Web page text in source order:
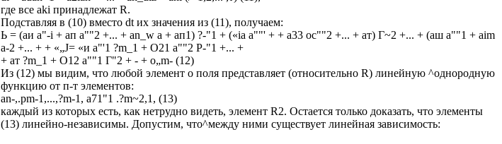
где все aki принадлежат R.
Подставляя в (10) вместо dt их значения из (11), получаем:
Ь = (аи a"-i + ап а""2 +... + an_w а + ап1) ?-"1 + («ia а""' + + а33 ос""2 +... + ат) Г~2 +... + (аш a""1 + aim
а-2 +... + + «„J= «и а"'1 ?m_1 + O21 а""2 P-"1 +... +
+ ат ?m_1 + O12 а""1 Г"2 + - + o„m- (12)
Из (12) мы видим, что любой элемент о поля представляет (относительно R) линейную ^однородную
функцию от п-т элементов:
an-,.pm-1,...,?m-1, а71"1 .?m~2,1, (13)
каждый из которых есть, как нетрудно видеть, элемент R2. Остается только доказать, что элементы
(13) линейно-независимы. Допустим, что^между ними существует линейная зависимость: